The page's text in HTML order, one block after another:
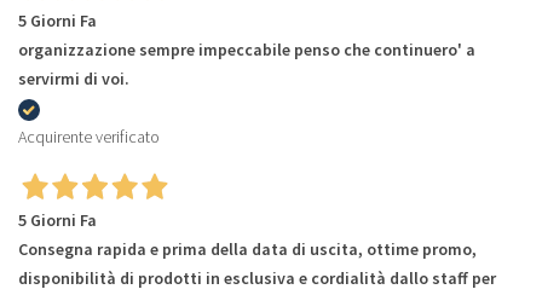
5 Giorni Fa
organizzazione sempre impeccabile penso che continuero' a
servirmi di voi.
Acquirente verificato
5 Giorni Fa
Consegna rapida e prima della data di uscita, ottime promo,
disponibilità di prodotti in esclusiva e cordialità dallo staff per